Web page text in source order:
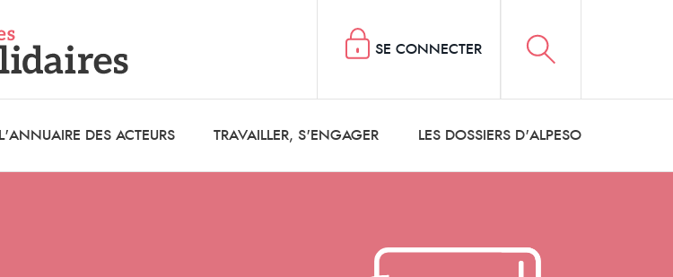
L'ANNUAIRE DES ACTEURS TRAVAILLER, S'ENGAGER LES DOSSIERS D'ALPESO
SE CONNECTER